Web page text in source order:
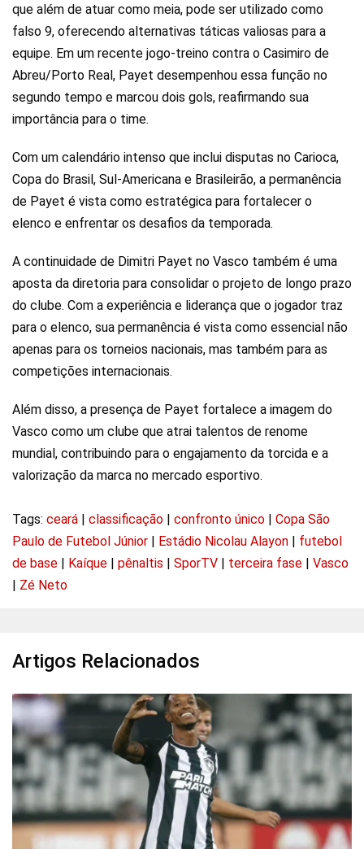
que além de atuar como meia, pode ser utilizado como
falso 9, oferecendo alternativas táticas valiosas para a
equipe. Em um recente jogo-treino contra o Casimiro de
Abreu/Porto Real, Payet desempenhou essa função no
segundo tempo e marcou dois gols, reafirmando sua
importância para o time.
Com um calendário intenso que inclui disputas no Carioca,
Copa do Brasil, Sul-Americana e Brasileirão, a permanência
de Payet é vista como estratégica para fortalecer o
elenco e enfrentar os desafios da temporada.
A continuidade de Dimitri Payet no Vasco também é uma
aposta da diretoria para consolidar o projeto de longo prazo
do clube. Com a experiência e liderança que o jogador traz
para o elenco, sua permanência é vista como essencial não
apenas para os torneios nacionais, mas também para as
competições internacionais.
Além disso, a presença de Payet fortalece a imagem do
Vasco como um clube que atrai talentos de renome
mundial, contribuindo para o engajamento da torcida e a
valorização da marca no mercado esportivo.
Tags: ceará classificação confronto único
Copa São
Paulo de Futebol Júnior
Estádio Nicolau Alayon
futebol
de base
Kaíque pênaltis SporTV terceira fase
Vasco
Zé Neto
Artigos Relacionados